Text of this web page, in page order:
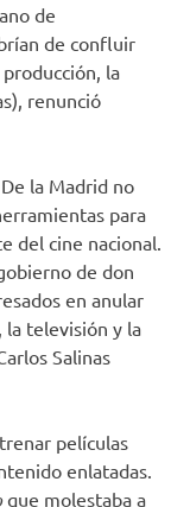
de
de confluir
la
renunció
la Madrid no
para
del cine nacional.
de don
en anular
la televisión y la
Salinas
películas
enlatadas.
que molestaba a